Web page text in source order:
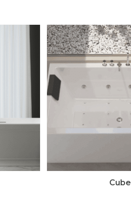
finitions
Destockage
Destockage carrelage
Destockage sanitaire
Destockage produits de
Cube